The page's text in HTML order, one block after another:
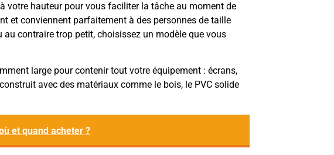
votre hauteur pour vous faciliter la tâche au moment de
et conviennent parfaitement à des personnes de taille
contraire trop petit, choisissez un modèle que vous
large pour contenir tout votre équipement : écrans,
avec des matériaux comme le bois, le PVC solide
et quand acheter ?